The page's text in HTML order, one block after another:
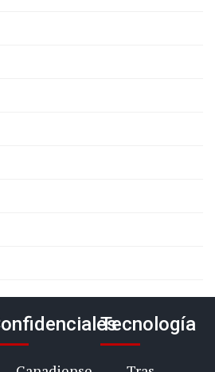
Tecnología